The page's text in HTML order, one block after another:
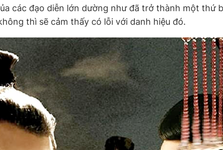
các đạo diễn lớn dường như đã trở thành một thứ
thì sẽ cảm thấy có lỗi với danh hiệu đó.